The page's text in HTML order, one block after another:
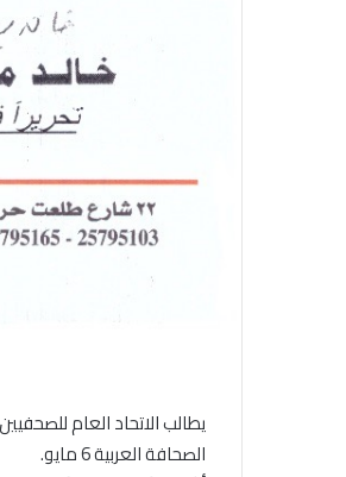
الصحافة العربية 6 مايو.